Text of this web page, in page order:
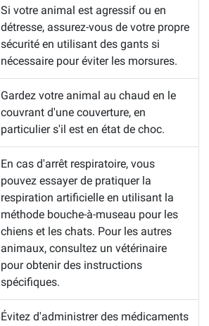
Si votre animal est agressif ou en
détresse, assurez-vous de votre propre
sécurité en utilisant des gants si
nécessaire pour éviter les morsures.
Gardez votre animal au chaud en le
couvrant d'une couverture, en
particulier s'il est en état de choc.
En cas d'arrêt respiratoire, vous
pouvez essayer de pratiquer la
respiration artificielle en utilisant la
méthode bouche-à-museau pour les
chiens et les chats. Pour les autres
animaux, consultez un vétérinaire
pour obtenir des instructions
spécifiques.
Évitez d'administrer des médicaments